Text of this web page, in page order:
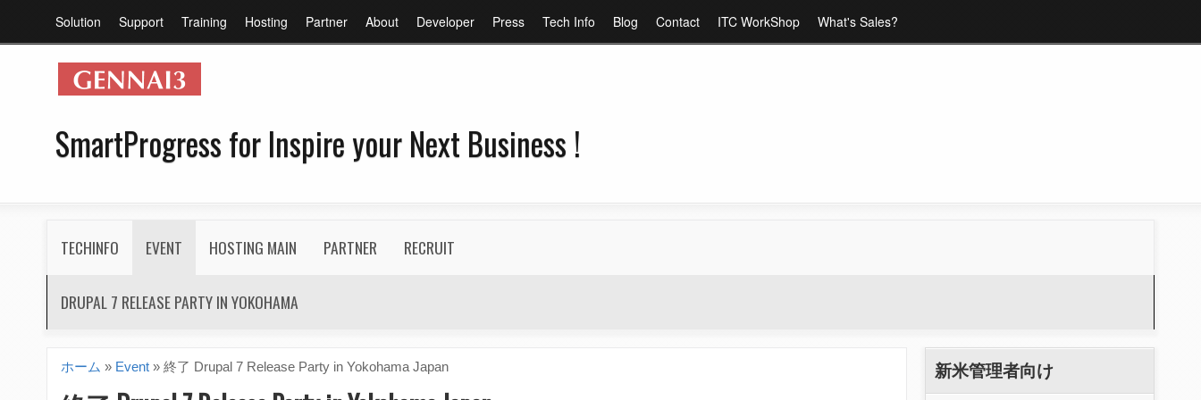
テ
ン
メ
イ
メ
ュ
Solution Support Training Hosting Partner About Developer Press Tech Info Blog Contact ITC WorkShop What's Sales?
SmartProgress for Inspire your Next Business !
TECHINFO EVENT
DRUPAL 7 RELEASE PARTY IN YOKOHAMA
HOSTING MAIN PARTNER RECRUIT
現
ホーム » Event » 終了 Drupal 7 Release Party in Yokohama Japan 新米管理者向け